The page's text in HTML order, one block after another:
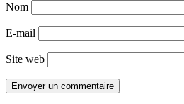
Nom
E-mail
Site web